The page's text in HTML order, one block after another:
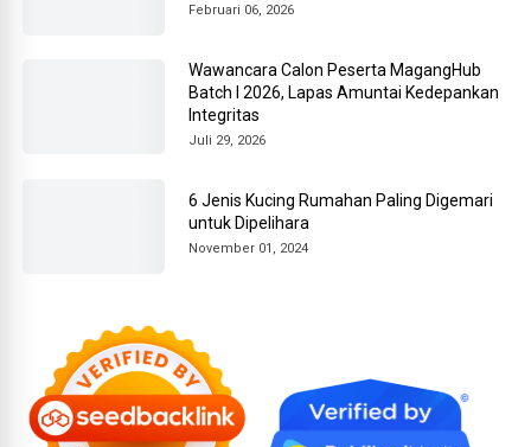
Februari 06, 2026
Wawancara Calon Peserta MagangHub
Batch I 2026, Lapas Amuntai Kedepankan
Integritas
Juli 29, 2026
6 Jenis Kucing Rumahan Paling Digemari
untuk Dipelihara
November 01, 2024